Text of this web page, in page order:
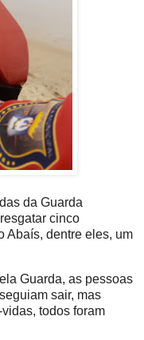
da Guarda
cinco
Abaís, dentre eles, um
Guarda, as pessoas
sair, mas
todos foram